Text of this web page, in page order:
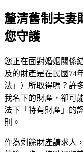
釐清舊制夫妻
您守護
您正在面對婚姻關係
及的財產是在民國74
法」）所取得嗎？許
我名下的財產，卻可
法下「特有財產」的
則。
作為剩餘財產請求人